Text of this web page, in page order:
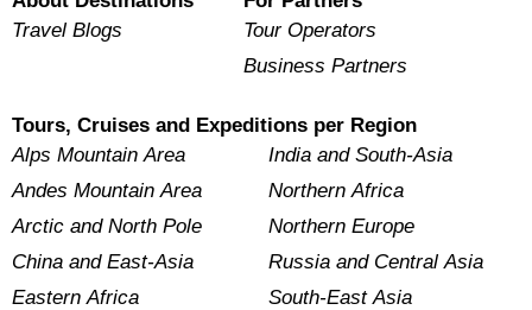
Travel Blogs
Tour Operators
Business Partners
Tours, Cruises and Expeditions per Region
Alps Mountain Area
Andes Mountain Area
Arctic and North Pole
China and East-Asia
Eastern Africa
India and South-Asia
Northern Africa
Northern Europe
Russia and Central Asia
South-East Asia